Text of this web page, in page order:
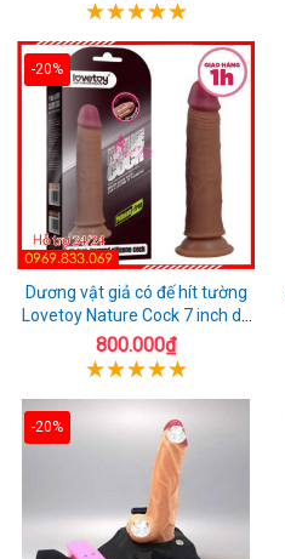
-20%
Dương vật giả có đế hít tường
Lovetoy Nature Cock 7 inch da
đen
800.000₫
-20%